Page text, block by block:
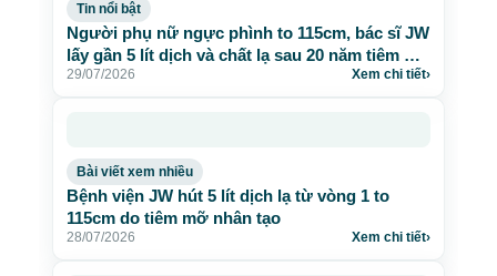
Tin nổi bật
Người phụ nữ ngực phình to 115cm, bác sĩ JW
lấy gần 5 lít dịch và chất lạ sau 20 năm tiêm mỡ
nhân tạo
29/07/2026 Xem chi tiết›
Bài viết xem nhiều
Bệnh viện JW hút 5 lít dịch lạ từ vòng 1 to
115cm do tiêm mỡ nhân tạo
28/07/2026 Xem chi tiết›